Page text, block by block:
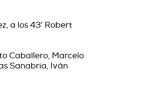
a los 43' Robert
Caballero, Marcelo
Sanabria, Iván